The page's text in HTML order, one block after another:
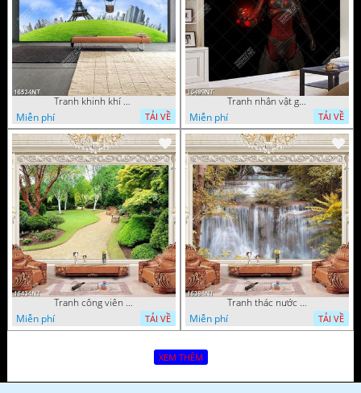
Tranh khinh khí cầu
Miễn phí
TẢI VỀ
Tranh nhân vật game
Miễn phí
TẢI VỀ
Tranh công viên cây xanh 16434NT
Miễn phí
TẢI VỀ
Tranh thác nước hùng vỹ 16398NT
Miễn phí
TẢI VỀ
XEM THÊM